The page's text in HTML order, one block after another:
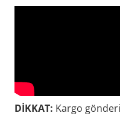
DİKKAT: Kargo